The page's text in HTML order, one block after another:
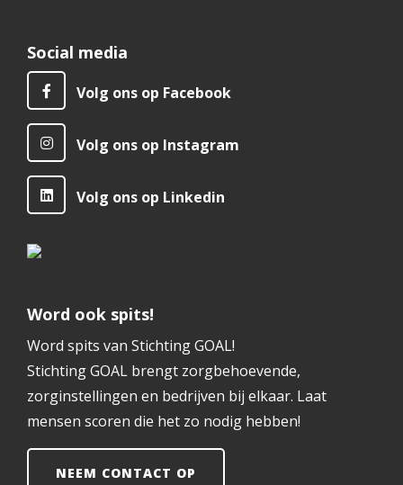
Social media
Volg ons op Facebook
Volg ons op Instagram
Volg ons op Linkedin
Word ook spits!
Word spits van Stichting GOAL!
Stichting GOAL brengt zorgbehoevende,
zorginstellingen en bedrijven bij elkaar. Laat
mensen scoren die het zo nodig hebben!
NEEM CONTACT OP